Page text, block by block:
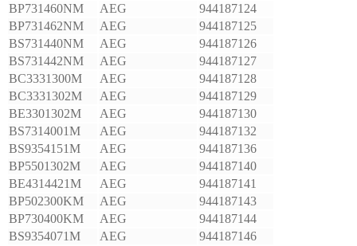
BP731460NM
AEG
944187124
BP731462NM
AEG
944187125
BS731440NM
AEG
944187126
BS731442NM
AEG
944187127
BC3331300M
AEG
944187128
BC3331302M
AEG
944187129
BE3301302M
AEG
944187130
BS7314001M
AEG
944187132
BS9354151M
AEG
944187136
BP5501302M
AEG
944187140
BE4314421M
AEG
944187141
BP502300KM
AEG
944187143
BP730400KM
AEG
944187144
BS9354071M
AEG
944187146